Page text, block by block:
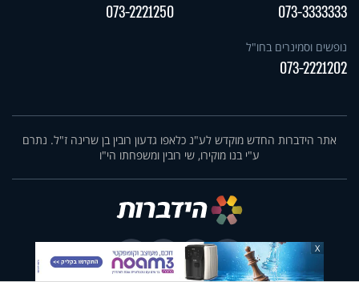
073-3333333
073-2221250
נופשים וסמינרים בחו"ל
073-2221202
אתר הידברות החדש מוקדש לע"נ כלאפו גדעון רובין בן שרינה ז"ל. נתרם
ע"י בנו מוקירו, שי רובין ומשפחתו הי"ו
X